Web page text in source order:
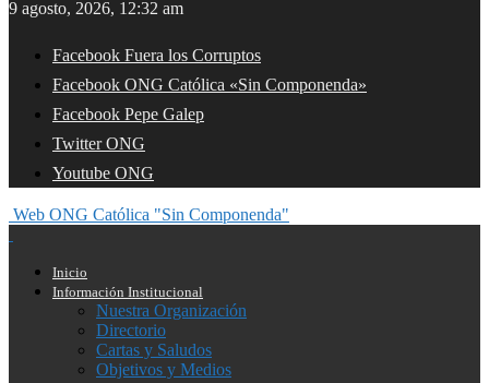
9 agosto, 2026, 12:32 am
Facebook Fuera los Corruptos
Facebook ONG Católica «Sin Componenda»
Facebook Pepe Galep
Twitter ONG
Youtube ONG
Web ONG Católica "Sin Componenda"
Inicio
Información Institucional
Nuestra Organización
Directorio
Cartas y Saludos
Objetivos y Medios